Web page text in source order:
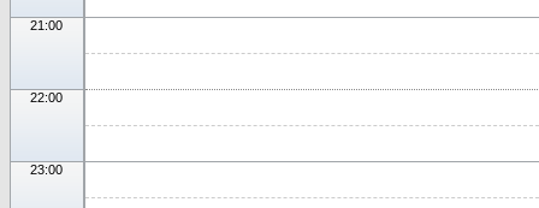
21:00
22:00
23:00